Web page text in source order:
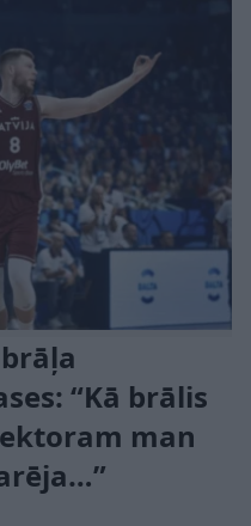
“Kā brālis
man